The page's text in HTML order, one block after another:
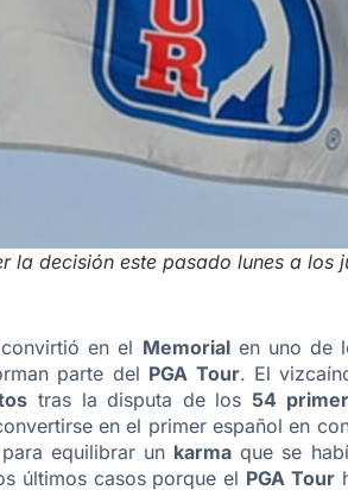
la decisión este pasado lunes a los
en el Memorialen uno de
parte del PGA Tour. El
tras la disputa de los54
en el primer español en
equilibrar un karma que se
últimos casos porque el PGA Tour